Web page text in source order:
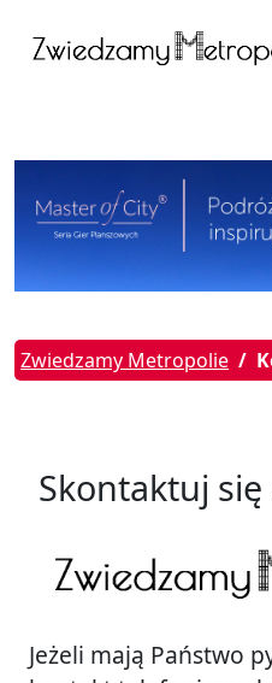
Zwiedzamy Metropolie
Skontaktuj
Jeżeli mają Państwo